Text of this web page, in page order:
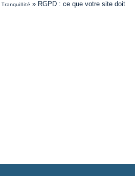
Tranquillité » RGPD : ce que votre site doit